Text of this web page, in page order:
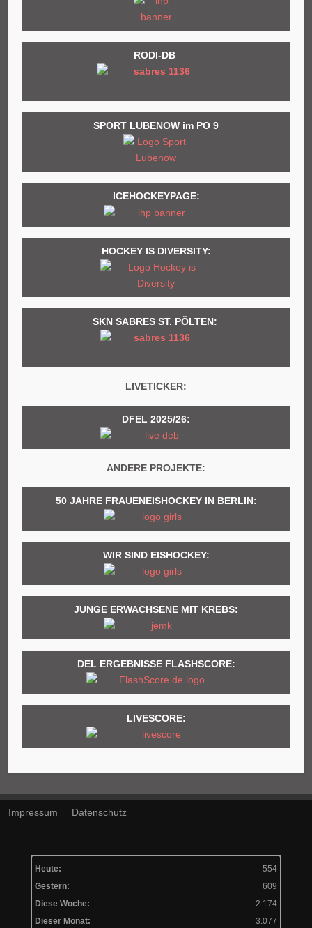
RODI-DB
SPORT LUBENOW im PO 9
ICEHOCKEYPAGE:
HOCKEY IS DIVERSITY:
SKN SABRES ST. PÖLTEN:
LIVETICKER:
DFEL 2025/26:
ANDERE PROJEKTE:
50 JAHRE FRAUENEISHOCKEY IN BERLIN:
WIR SIND EISHOCKEY:
JUNGE ERWACHSENE MIT KREBS:
DEL ERGEBNISSE FLASHSCORE:
LIVESCORE:
Impressum Datenschutz
Heute:
554
Gestern:
609
Diese Woche:
2.174
Dieser Monat:
3.077